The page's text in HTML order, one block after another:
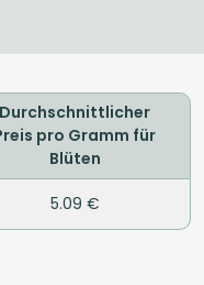
Durchschnittlicher
pro Gramm für
Blüten
5.09 €